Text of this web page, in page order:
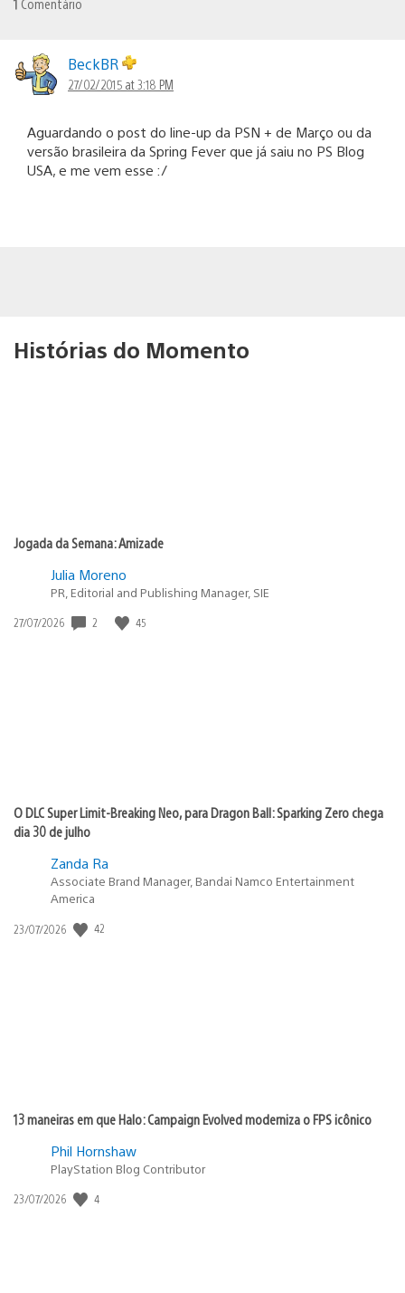
BeckBR
27/02/2015 at 3:18 PM
Aguardando o post do line-up da PSN + de Março ou da
versão brasileira da Spring Fever que já saiu no PS Blog
USA, e me vem esse :/
Histórias do Momento
Jogada da Semana: Amizade
Julia Moreno
PR, Editorial and Publishing Manager, SIE
Data
27/07/2026 2 45
O DLC Super Limit-Breaking Neo, para Dragon Ball: Sparking Zero chega
dia 30 de julho
Zanda Ra
Associate Brand Manager, Bandai Namco Entertainment
America
Data
23/07/2026 42
13 maneiras em que Halo: Campaign Evolved moderniza o FPS icônico
Phil Hornshaw
PlayStation Blog Contributor
Data
23/07/2026 4